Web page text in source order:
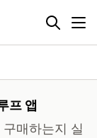
프 앱
매하는지 실